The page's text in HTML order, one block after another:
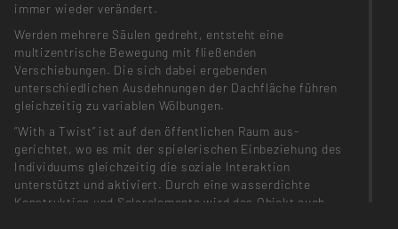
immer wieder verändert.
Werden mehrere Säulen gedreht, entsteht eine
multizentrische Bewegung mit fließenden
Verschiebungen. Die sich dabei ergebenden
unterschiedlichen Ausdehnungen der Dachfläche führen
gleichzeitig zu variablen Wölbungen.
“With a Twist” ist auf den öffentlichen Raum aus-
gerichtet, wo es mit der spielerischen Einbeziehung des
Individuums gleichzeitig die soziale Interaktion
unterstützt und aktiviert. Durch eine wasserdichte
Konstruktion und Solarelemente wird das Objekt auch